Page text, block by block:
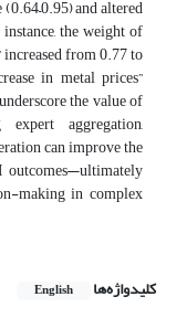
and altered
the weight of
from 0.77 to
in metal prices”
the value of
aggregation,
can improve the
making in complex
کلیدواژه‌ها English